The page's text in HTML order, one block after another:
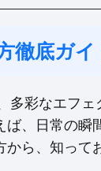
徹底ガイ
多彩なエフェ
、日常の瞬
ら、知って